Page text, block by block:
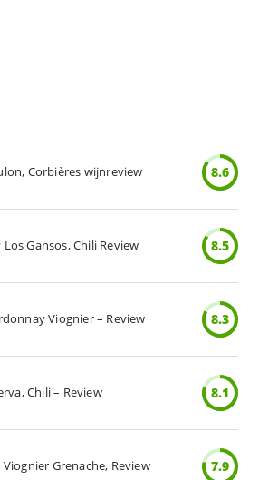
Corbières wijnreview 8.6
Gansos, Chili Review 8.5
Viognier – Review 8.3
Chili – Review 8.1
Viognier Grenache, Review 7.9